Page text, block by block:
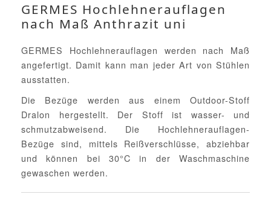
GERMES Hochlehnerauflagen
nach Maß Anthrazit uni
GERMES Hochlehnerauflagen werden nach Maß
angefertigt. Damit kann man jeder Art von Stühlen
ausstatten.
Die Bezüge werden aus einem Outdoor-Stoff
Dralon hergestellt. Der Stoff ist wasser- und
schmutzabweisend. Die Hochlehnerauflagen-
Bezüge sind, mittels Reißverschlüsse, abziehbar
und können bei 30°C in der Waschmaschine
gewaschen werden.